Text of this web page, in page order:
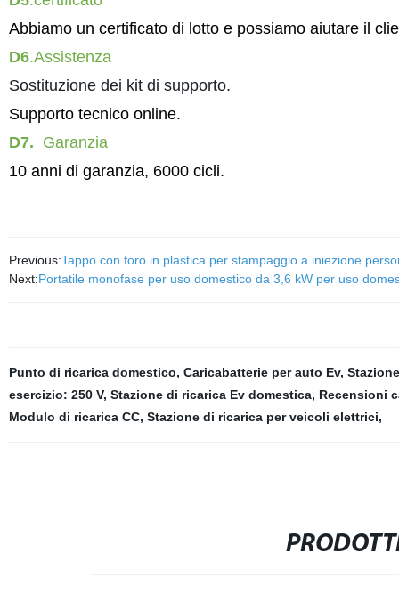
Abbiamo un certificato di lotto e possiamo aiutare il
D6.Assistenza
Sostituzione dei kit di supporto.
Supporto tecnico online.
D7. Garanzia
10 anni di garanzia, 6000 cicli.
Previous:Tappo con foro in plastica per stampaggio a iniezione
Next:Portatile monofase per uso domestico da 3,6 kW per uso
Punto di ricarica domestico, Caricabatterie per auto Ev,
esercizio: 250 V, Stazione di ricarica Ev domestica, Recensioni
Modulo di ricarica CC, Stazione di ricarica per veicoli elettrici,